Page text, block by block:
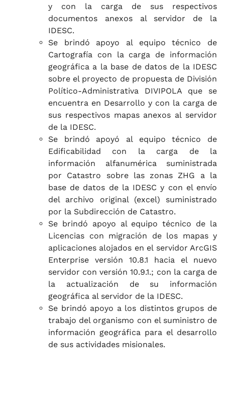
y con la carga de sus respectivos
documentos anexos al servidor de la
IDESC.
Se brindó apoyo al equipo técnico de
Cartografía con la carga de información
geográfica a la base de datos de la IDESC
sobre el proyecto de propuesta de División
Político-Administrativa DIVIPOLA que se
encuentra en Desarrollo y con la carga de
sus respectivos mapas anexos al servidor
de la IDESC.
Se brindó apoyó al equipo técnico de
Edificabilidad con la carga de la
información alfanumérica suministrada
por Catastro sobre las zonas ZHG a la
base de datos de la IDESC y con el envío
del archivo original (excel) suministrado
por la Subdirección de Catastro.
Se brindó apoyo al equipo técnico de la
Licencias con migración de los mapas y
aplicaciones alojados en el servidor ArcGIS
Enterprise versión 10.8.1 hacia el nuevo
servidor con versión 10.9.1.; con la carga de
la actualización de su información
geográfica al servidor de la IDESC.
Se brindó apoyo a los distintos grupos de
trabajo del organismo con el suministro de
información geográfica para el desarrollo
de sus actividades misionales.